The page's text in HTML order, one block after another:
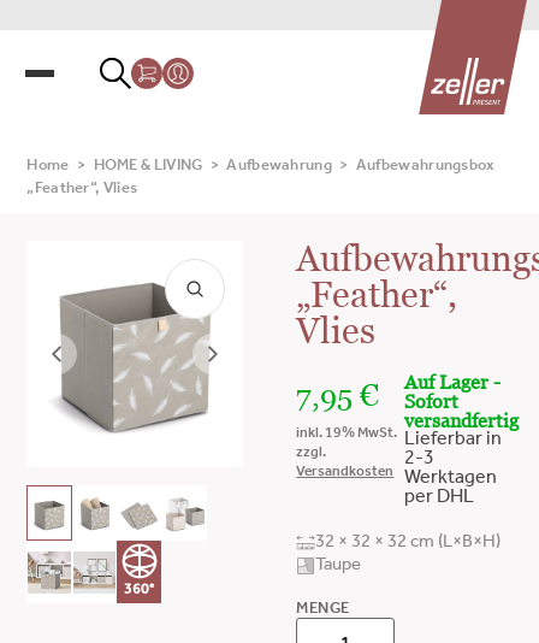
Home > HOME & LIVING > Aufbewahrung >
Aufbewahrungsbox
„Feather“, Vlies
360°
„Feather“,
Vlies
7,95€
inkl. 19% MwSt.
zzgl.
Versandkosten
Auf Lager -
Sofort
versandfertig
Lieferbar in
2-3
Werktagen
per DHL
32 × 32 × 32 cm (L×B×H)
Taupe
MENGE